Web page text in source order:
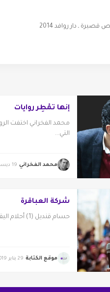
ـ دار روافد 2014
إنها تُمْطِر روايات
محمد الفخراني اختفت
التي...
محمد الفخراني 19 ديسمبر 2025
شركة العباقرة
حسام قنديل (1) أحلام اليقظة،...
موقع الكتابة 29 يناير 2019